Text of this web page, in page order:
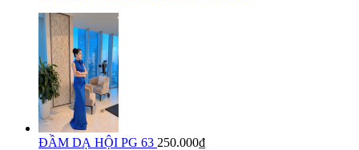
ĐẦM DẠ HỘI PG 63 250.000₫